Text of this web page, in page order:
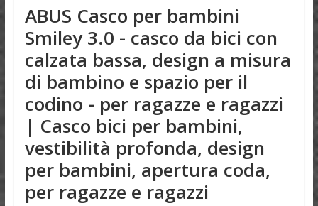
ABUS Casco per bambini
Smiley 3.0 - casco da bici con
calzata bassa, design a misura
di bambino e spazio per il
codino - per ragazze e ragazzi
| Casco bici per bambini,
vestibilità profonda, design
per bambini, apertura coda,
per ragazze e ragazzi